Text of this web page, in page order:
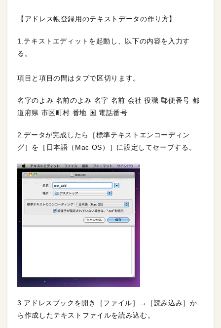
【アドレス帳登録用のテキストデータの作り方】
1.テキストエディットを起動し、以下の内容を入力す
る。
項目と項目の間はタブで区切ります。
名字のよみ 名前のよみ 名字 名前 会社 役職 郵便番号 都
道府県 市区町村 番地 国 電話番号
2.データが完成したら［標準テキストエンコーディン
グ］を［日本語（Mac OS）］に設定してセーブする。
3.アドレスブックを開き［ファイル］→［読み込み］か
ら作成したテキストファイルを読み込む。